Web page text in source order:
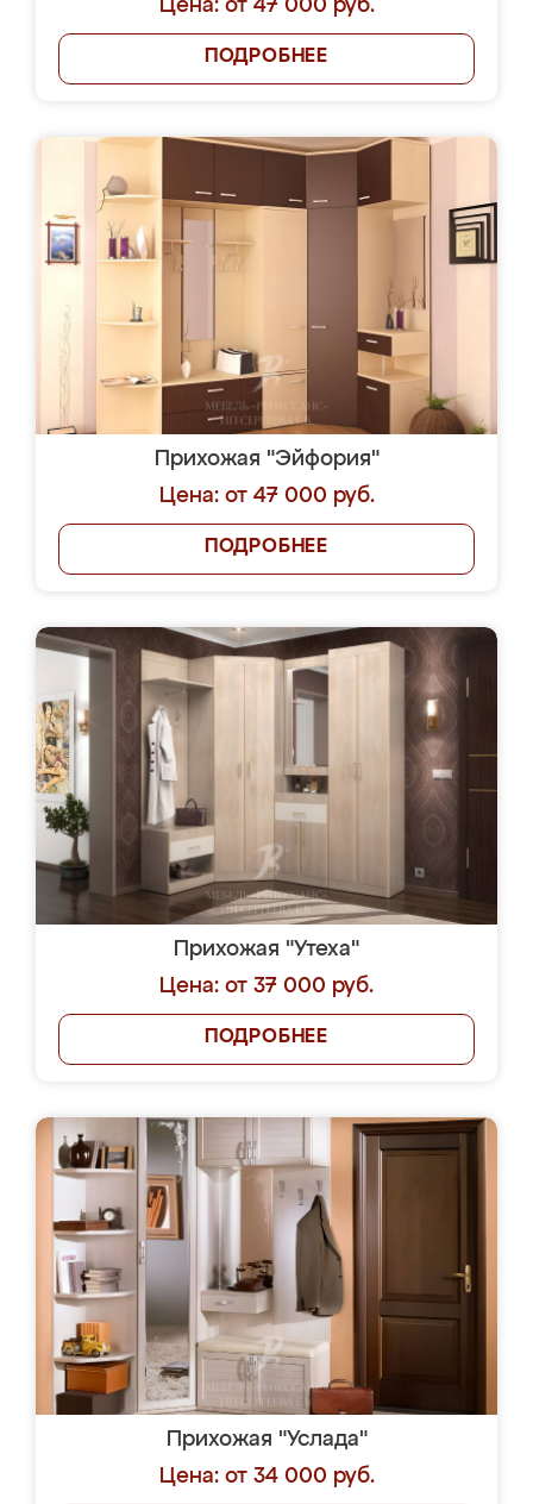
Цена: от 47 000 руб.
ПОДРОБНЕЕ
Прихожая "Эйфория"
Цена: от 47 000 руб.
ПОДРОБНЕЕ
Прихожая "Утеха"
Цена: от 37 000 руб.
ПОДРОБНЕЕ
Прихожая "Услада"
Цена: от 34 000 руб.